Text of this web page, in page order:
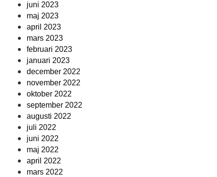
juni 2023
maj 2023
april 2023
mars 2023
februari 2023
januari 2023
december 2022
november 2022
oktober 2022
september 2022
augusti 2022
juli 2022
juni 2022
maj 2022
april 2022
mars 2022